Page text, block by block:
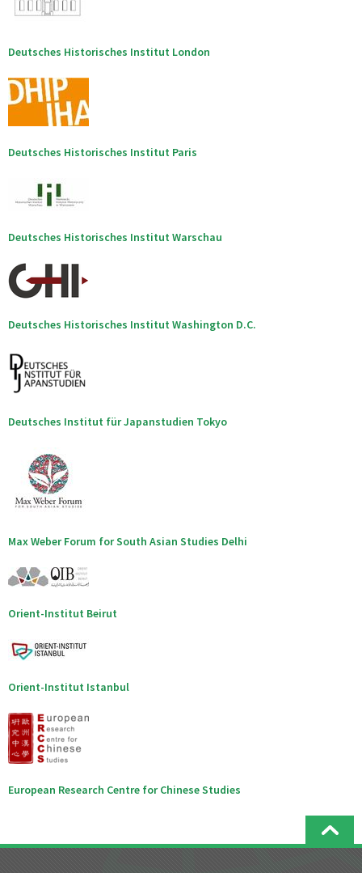
Deutsches Historisches Institut London
Deutsches Historisches Institut Paris
Deutsches Historisches Institut Warschau
Deutsches Historisches Institut Washington D.C.
Deutsches Institut für Japanstudien Tokyo
Max Weber Forum for South Asian Studies Delhi
Orient-Institut Beirut
Orient-Institut Istanbul
European Research Centre for Chinese Studies